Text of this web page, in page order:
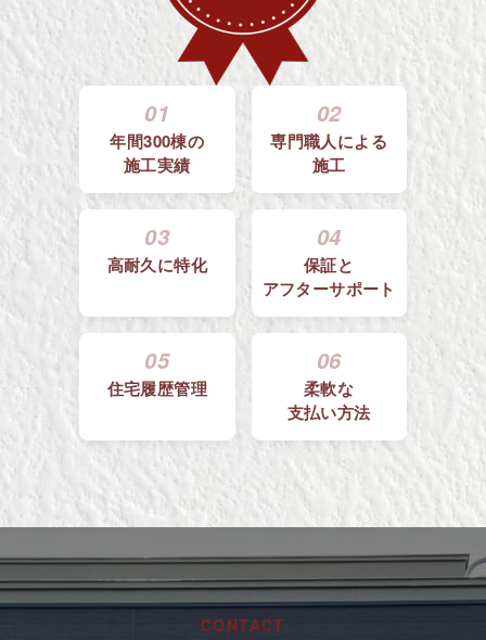
01
年間300棟の
施工実績
02
専門職人による
施工
03
高耐久に特化
04
保証と
アフターサポート
05
住宅履歴管理
06
柔軟な
支払い方法
CONTACT